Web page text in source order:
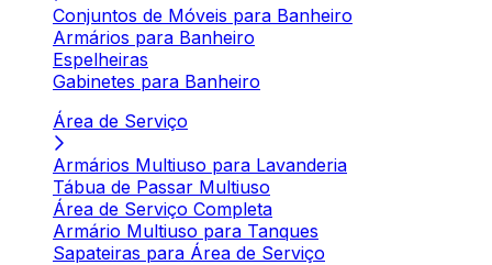
Conjuntos de Móveis para Banheiro
Armários para Banheiro
Espelheiras
Gabinetes para Banheiro
Área de Serviço
Armários Multiuso para Lavanderia
Tábua de Passar Multiuso
Área de Serviço Completa
Armário Multiuso para Tanques
Sapateiras para Área de Serviço